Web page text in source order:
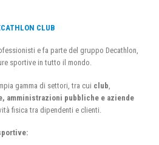
CLUB
e fa parte del gruppo Decathlon,
sportive in tutto il mondo.
gamma di settori, tra cui club
amministrazioni pubbliche e aziende
fisica tra dipendenti e clienti.